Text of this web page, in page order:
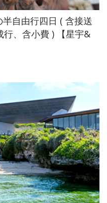
半自由行四日 ( 含接送
、含小費 ) 【星宇&